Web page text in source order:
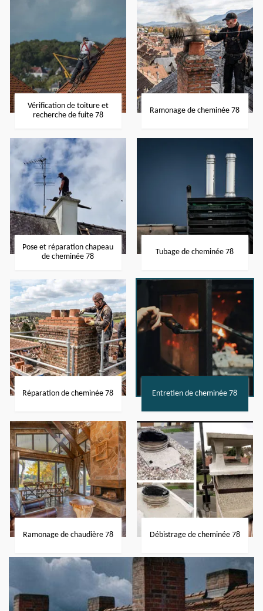
Vérification de toiture et
recherche de fuite 78
Ramonage de cheminée 78
Pose et réparation chapeau
de cheminée 78
Tubage de cheminée 78
Réparation de cheminée 78 Entretien de cheminée 78
Ramonage de chaudière 78 Débistrage de cheminée 78